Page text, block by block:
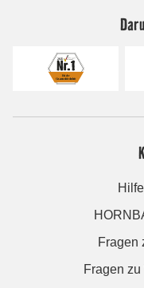
Fragen
Fragen